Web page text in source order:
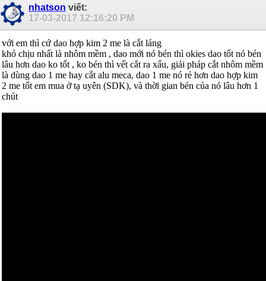
nhatson viết:
17-03-2017 12:16:20 PM
với em thì cứ dao hợp kim 2 me là cắt láng
khó chịu nhất là nhôm mềm , dao mới nó bén thì okies dao tốt nó bén
lâu hơn dao ko tốt , ko bén thì vết cắt ra xấu, giải pháp cắt nhôm mềm
là dùng dao 1 me hay cắt alu meca, dao 1 me nó rẻ hơn dao hợp kim
2 me tốt em mua ở tạ uyên (SDK), và thời gian bén của nó lâu hơn 1
chút